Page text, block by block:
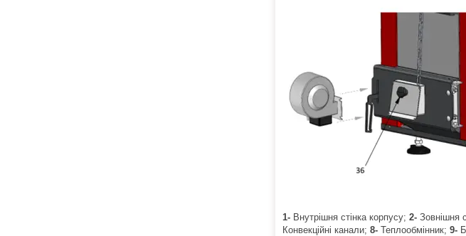
1- Внутрішня стінка корпусу; 2- Зовнішня
Конвекційні канали; 8- Теплообмінник; 9-